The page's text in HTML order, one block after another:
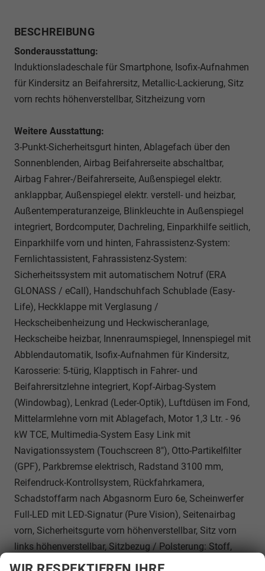
BESCHREIBUNG
Sonderausstattung:
Induktionsladeschale für Smartphone, Isofix-Aufnahmen
für Kindersitz an Beifahrersitz, Metallic-Lackierung, Sitz
vorn rechts höhenverstellbar, Sitzheizung vorn
Weitere Ausstattung:
3-Punkt-Sicherheitsgurt hinten, Ablagefach über den
Sonnenblenden, Airbag Beifahrerseite abschaltbar,
Airbag Fahrer-/Beifahrerseite, Außenspiegel elektr.
anklappbar, Außenspiegel elektr. verstell- und heizbar,
Außentemperaturanzeige, Blinkleuchte in Außenspiegel
integriert, Bordcomputer, Dachreling, Einparkhilfe seitlich,
Einparkhilfe vorn und hinten, Fahrassistenz-System:
Fernlichtassistent, Fahrassistenz-System:
Sicherheitssystem mit automatischem Notruf (ERA
GLONASS / eCall), Handschuhfach Schublade (Easy-
Life), Heckklappe mit Verglasung /
Heckscheibenheizung und Heckwischeranlage,
Heckscheibe heizbar, Innenraumspiegel, Innenspiegel mit
Abblendautomatik, Isofix-Aufnahmen für Kindersitz,
Karosserie: 5-türig, Klapptisch in Fahrer- und
Beifahrersitzlehne integriert, Kopf-Airbag-System
(Windowbag), Lenkrad (Leder-Optik), Luftdüsen im Fond,
Mittelarmlehne vorn mit Ablagefach, Motor 1,3 Ltr. - 96
kW TCE, Multimedia-System Easy Link mit
Navigationssystem (Touchscreen 8"), Otto-Partikelfilter
(GPF), Parkbremse elektrisch, Radstand 3100 mm,
Reifendruck-Kontrollsystem, Rückfahrkamera,
Schadstoffarm nach Abgasnorm Euro 6e, Scheinwerfer
Full-LED mit LED-Signatur (Pure Vision), Seitenairbag
vorn, Sicherheitsgurte vorn höhenverstellbar, Sitz vorn
links höhenverstellbar, Sitzbezug / Polsterung: Stoff,
Sonnenblenden mit Spiegel (beleuchtet), Start/Stop-